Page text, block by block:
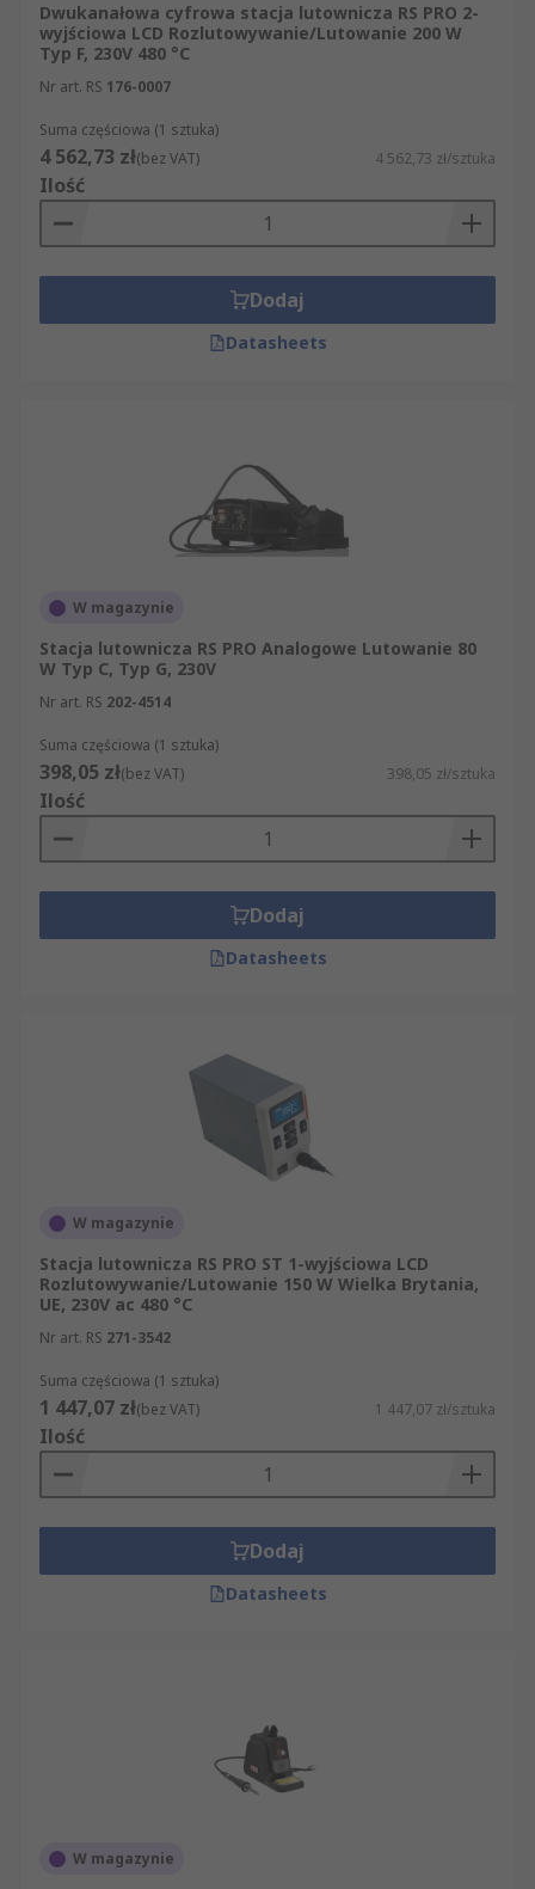
Dwukanałowa cyfrowa stacja lutownicza RS PRO 2-
wyjściowa LCD Rozlutowywanie/Lutowanie 200 W
Typ F, 230V 480 °C
Nr art. RS 176-0007
Suma częściowa (1 sztuka)
4 562,73 zł(bez VAT) 4 562,73 zł/sztuka
Ilość
Dodaj
Datasheets
W magazynie
Stacja lutownicza RS PRO Analogowe Lutowanie 80
W Typ C, Typ G, 230V
Nr art. RS 202-4514
Suma częściowa (1 sztuka)
398,05 zł(bez VAT) 398,05 zł/sztuka
Ilość
Dodaj
Datasheets
W magazynie
Stacja lutownicza RS PRO ST 1-wyjściowa LCD
Rozlutowywanie/Lutowanie 150 W Wielka Brytania,
UE, 230V ac 480 °C
Nr art. RS 271-3542
Suma częściowa (1 sztuka)
1 447,07 zł(bez VAT) 1 447,07 zł/sztuka
Ilość
Dodaj
Datasheets
W magazynie